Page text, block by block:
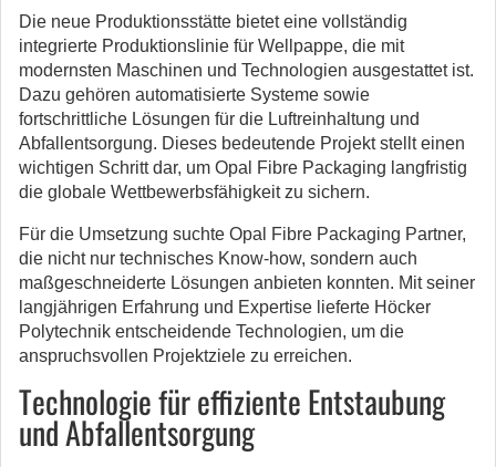
Die neue Produktionsstätte bietet eine vollständig
integrierte Produktionslinie für Wellpappe, die mit
modernsten Maschinen und Technologien ausgestattet ist.
Dazu gehören automatisierte Systeme sowie
fortschrittliche Lösungen für die Luftreinhaltung und
Abfallentsorgung. Dieses bedeutende Projekt stellt einen
wichtigen Schritt dar, um Opal Fibre Packaging langfristig
die globale Wettbewerbsfähigkeit zu sichern.
Für die Umsetzung suchte Opal Fibre Packaging Partner,
die nicht nur technisches Know-how, sondern auch
maßgeschneiderte Lösungen anbieten konnten. Mit seiner
langjährigen Erfahrung und Expertise lieferte Höcker
Polytechnik entscheidende Technologien, um die
anspruchsvollen Projektziele zu erreichen.
Technologie für effiziente Entstaubung
und Abfallentsorgung